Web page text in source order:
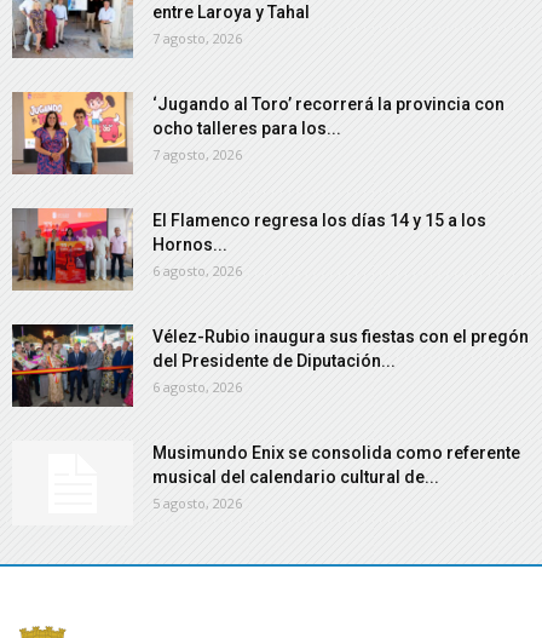
entre Laroya y Tahal
7 agosto, 2026
‘Jugando al Toro’ recorrerá la provincia con
ocho talleres para los...
7 agosto, 2026
El Flamenco regresa los días 14 y 15 a los
Hornos...
6 agosto, 2026
Vélez-Rubio inaugura sus fiestas con el pregón
del Presidente de Diputación...
6 agosto, 2026
Musimundo Enix se consolida como referente
musical del calendario cultural de...
5 agosto, 2026